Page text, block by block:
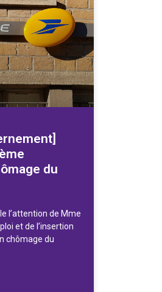
du
l’attention de Mme
et de l’insertion
chômage du